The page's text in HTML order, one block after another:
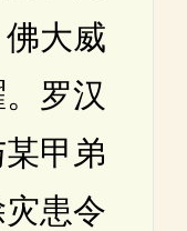
大威
罗汉
甲弟
患令